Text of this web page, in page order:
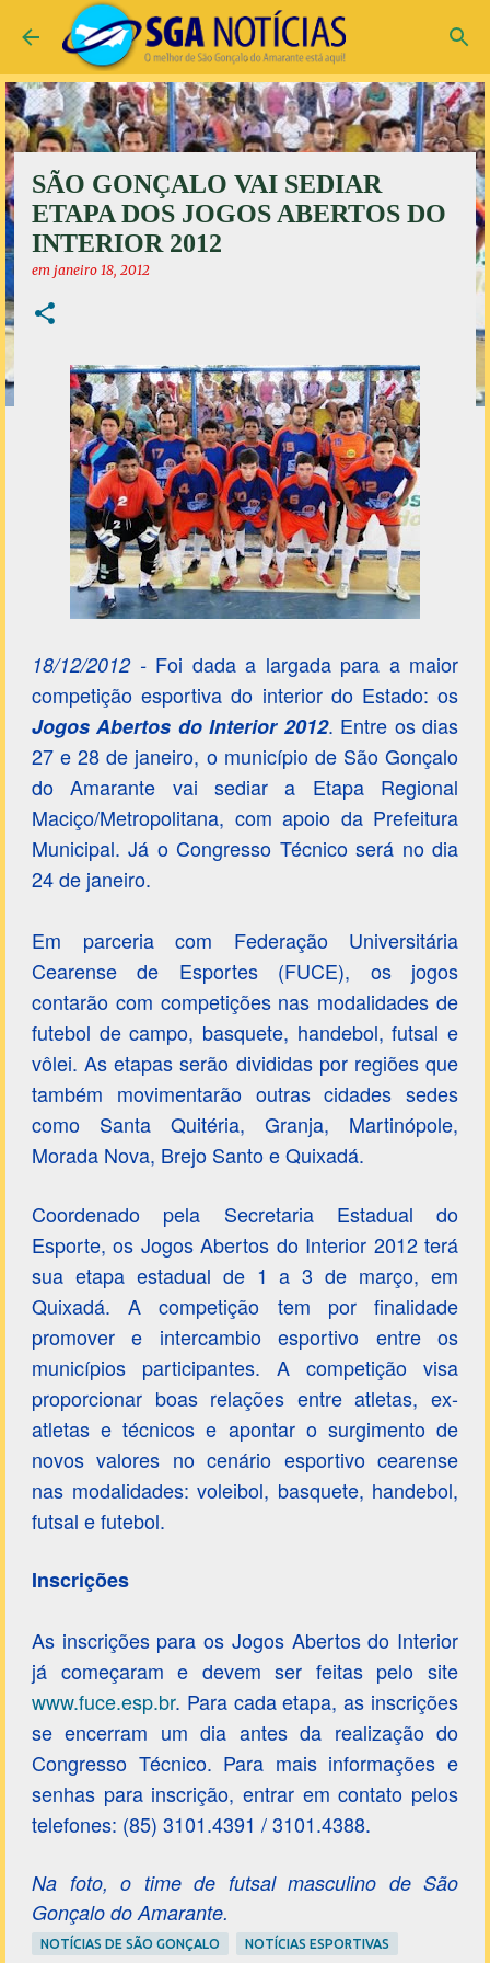
Pular para o conteúdo principal
SÃO GONÇALO VAI SEDIAR
ETAPA DOS JOGOS ABERTOS DO
INTERIOR 2012
em janeiro 18, 2012
18/12/2012 -Foi dada a largada para a maior
competição esportiva do interior do Estado: os
Jogos Abertos do Interior 2012. Entre os dias
27 e 28 de janeiro, o município de São Gonçalo
do Amarante vai sediar a Etapa Regional
Maciço/Metropolitana, com apoio da Prefeitura
Municipal. Já o Congresso Técnico será no dia
24 de janeiro.
Em parceria com Federação Universitária
Cearense de Esportes (FUCE), os jogos
contarão com competições nas modalidades de
futebol de campo, basquete, handebol, futsal e
vôlei. As etapas serão divididas por regiões que
também movimentarão outras cidades sedes
como Santa Quitéria, Granja, Martinópole,
Morada Nova, Brejo Santo e Quixadá.
Coordenado pela Secretaria Estadual do
Esporte, os Jogos Abertos do Interior 2012 terá
sua etapa estadual de 1 a 3 de março, em
Quixadá. A competição tem por finalidade
promover e intercambio esportivo entre os
municípios participantes. A competição visa
proporcionar boas relações entre atletas, ex-
atletas e técnicos e apontar o surgimento de
novos valores no cenário esportivo cearense
nas modalidades: voleibol, basquete, handebol,
futsal e futebol.
Inscrições
As inscrições para os Jogos Abertos do Interior
já começaram e devem ser feitas pelo site
www.fuce.esp.br. Para cada etapa, as inscrições
se encerram um dia antes da realização do
Congresso Técnico. Para mais informações e
senhas para inscrição, entrar em contato pelos
telefones: (85) 3101.4391 / 3101.4388.
Na foto, o time de futsal masculino de São
Gonçalo do Amarante.
NOTÍCIAS DE SÃO GONÇALO NOTÍCIAS ESPORTIVAS